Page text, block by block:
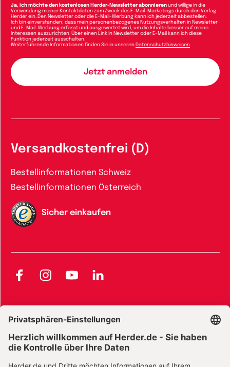
Ja, ich möchte den kostenlosen Herder-Newsletter abonnieren und willige in die
Verwendung meiner Kontaktdaten zum Zweck des E-Mail-Marketings durch den Verlag
Herder ein. Den Newsletter oder die E-Mail-Werbung kann ich jederzeit abbestellen.
Ich bin einverstanden, dass mein personenbezogenes Nutzungsverhalten in Newsletter
und E-Mail-Werbung erfasst und ausgewertet wird, um die Inhalte besser auf meine
Interessen auszurichten. Über einen Link in Newsletter oder E-Mail kann ich diese
Funktion jederzeit ausschalten.
Weiterführende Informationen finden Sie in unseren Datenschutzhinweisen.
Versandkostenfrei (D)
Bestellinformationen Schweiz
Bestellinformationen Österreich
Sicher einkaufen
FacebookInstagramYouTubeLinkedIn
Widerrufsbelehrung E-Books
Widerrufsbelehrung Zeitschriften Datenschutz
Datenschutz Social Media Barrierefreiheit